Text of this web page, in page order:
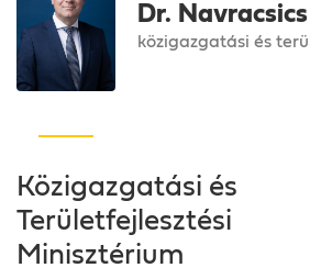
Dr.
közigazgatási és
Közigazgatási és
Területfejlesztési
Minisztérium